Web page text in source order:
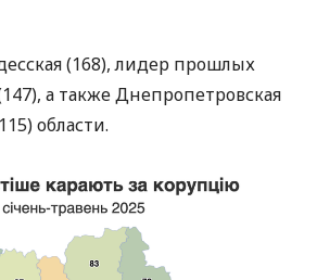
(168), лидер прошлых
а также Днепропетровская
области.